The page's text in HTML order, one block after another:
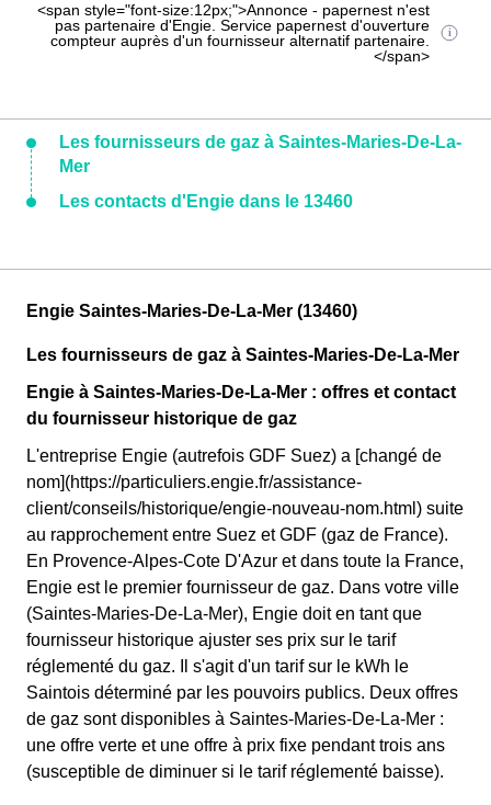
<span style="font-size:12px;">Annonce - papernest n'est
pas partenaire d'Engie. Service papernest d'ouverture
compteur auprès d'un fournisseur alternatif partenaire.
</span>
Les fournisseurs de gaz à Saintes-Maries-De-La-
Mer
Les contacts d'Engie dans le 13460
Engie Saintes-Maries-De-La-Mer (13460)
Les fournisseurs de gaz à Saintes-Maries-De-La-Mer
Engie à Saintes-Maries-De-La-Mer : offres et contact
du fournisseur historique de gaz
L'entreprise Engie (autrefois GDF Suez) a [changé de
nom](https://particuliers.engie.fr/assistance-
client/conseils/historique/engie-nouveau-nom.html) suite
au rapprochement entre Suez et GDF (gaz de France).
En Provence-Alpes-Cote D'Azur et dans toute la France,
Engie est le premier fournisseur de gaz. Dans votre ville
(Saintes-Maries-De-La-Mer), Engie doit en tant que
fournisseur historique ajuster ses prix sur le tarif
réglementé du gaz. Il s'agit d'un tarif sur le kWh le
Saintois déterminé par les pouvoirs publics. Deux offres
de gaz sont disponibles à Saintes-Maries-De-La-Mer :
une offre verte et une offre à prix fixe pendant trois ans
(susceptible de diminuer si le tarif réglementé baisse).